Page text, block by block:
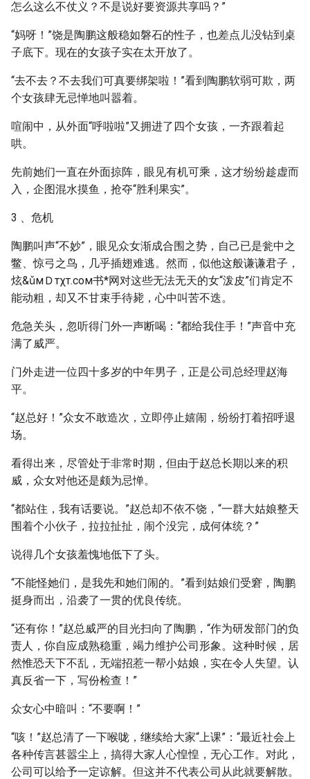
怎么这么不仗义？不是说好要资源共享吗？”
“妈呀！”饶是陶鹏这般稳如磐石的性子，也差点儿没钻到桌
子底下。现在的女孩子实在太开放了。
“去不去？不去我们可真要绑架啦！”看到陶鹏软弱可欺，两
个女孩肆无忌惮地叫嚣着。
喧闹中，从外面“呼啦啦”又拥进了四个女孩，一齐跟着起
哄。
先前她们一直在外面掠阵，眼见有机可乘，这才纷纷趁虚而
入，企图混水摸鱼，抢夺“胜利果实”。
3 、危机
陶鹏叫声“不妙”，眼见众女渐成合围之势，自己已是瓮中之
鳖、惊弓之鸟，几乎插翅难逃。然而，似他这般谦谦君子，
炫&ǔмＤтχт.сοм书*网对这些无法无天的女“泼皮”们肯定不
能动粗，却又不甘束手待毙，心中叫苦不迭。
危急关头，忽听得门外一声断喝：“都给我住手！”声音中充
满了威严。
门外走进一位四十多岁的中年男子，正是公司总经理赵海
平。
“赵总好！”众女不敢造次，立即停止嬉闹，纷纷打着招呼退
场。
看得出来，尽管处于非常时期，但由于赵总长期以来的积
威，众女对他还是颇为忌惮。
“都站住，我有话要说。”赵总却不依不饶，“一群大姑娘整天
围着个小伙子，拉拉扯扯，闹个没完，成何体统？”
说得几个女孩羞愧地低下了头。
“不能怪她们，是我先和她们闹的。”看到姑娘们受窘，陶鹏
挺身而出，沿袭了一贯的优良传统。
“还有你！”赵总威严的目光扫向了陶鹏，“作为研发部门的负
责人，你自应成熟稳重，竭力维护公司形象。这种时候，居
然惟恐天下不乱，无端招惹一帮小姑娘，实在令人失望。认
真反省一下，写份检查！”
众女心中暗叫：“不要啊！”
“咳！”赵总清了一下喉咙，继续给大家“上课”：“最近社会上
各种传言甚嚣尘上，搞得大家人心惶惶，无心工作。对此，
公司可以给予一定谅解。但这并不代表公司从此就要解散。